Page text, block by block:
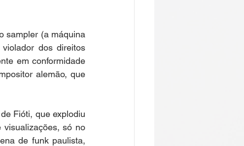
sampler (a máquina
dos direitos
em conformidade
alemão, que
Fióti, que explodiu
só no
de funk paulista,